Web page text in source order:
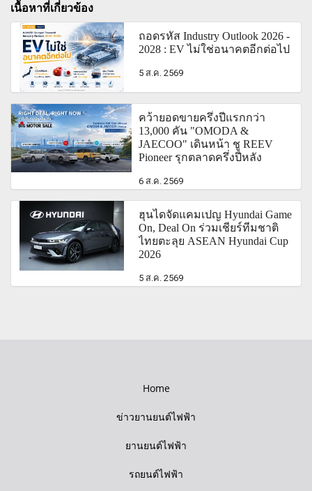
เนื้อหาที่เกี่ยวข้อง
ถอดรหัส Industry Outlook 2026 -
2028 : EV ไม่ใช่อนาคตอีกต่อไป
5 ส.ค. 2569
คว้ายอดขายครึ่งปีแรกกว่า
13,000 คัน "OMODA &
JAECOO" เดินหน้า ชู REEV
Pioneer รุกตลาดครึ่งปีหลัง
6 ส.ค. 2569
ฮุนไดจัดแคมเปญ Hyundai Game
On, Deal On ร่วมเชียร์ทีมชาติ
ไทยตะลุย ASEAN Hyundai Cup
2026
5 ส.ค. 2569
Home
ข่าวยานยนต์ไฟฟ้า
ยานยนต์ไฟฟ้า
รถยนต์ไฟฟ้า